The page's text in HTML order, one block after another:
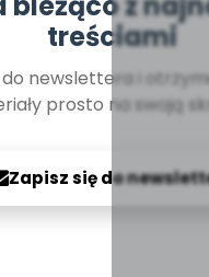
treściami
do newslettera i
prosto na swoją
Zapisz się do